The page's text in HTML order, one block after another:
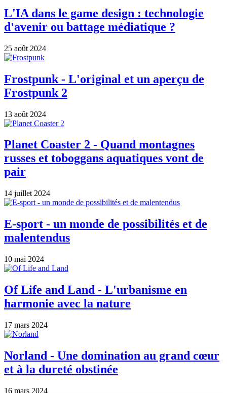
L'IA dans le game design : technologie
d'avenir ou battage médiatique ?
25 août 2024
Frostpunk - L'original et un aperçu de
Frostpunk 2
13 août 2024
Planet Coaster 2 - Quand montagnes
russes et toboggans aquatiques vont de
pair
14 juillet 2024
E-sport - un monde de possibilités et de
malentendus
10 mai 2024
Of Life and Land - L'urbanisme en
harmonie avec la nature
17 mars 2024
Norland - Une domination au grand cœur
et à la dureté obstinée
16 mars 2024